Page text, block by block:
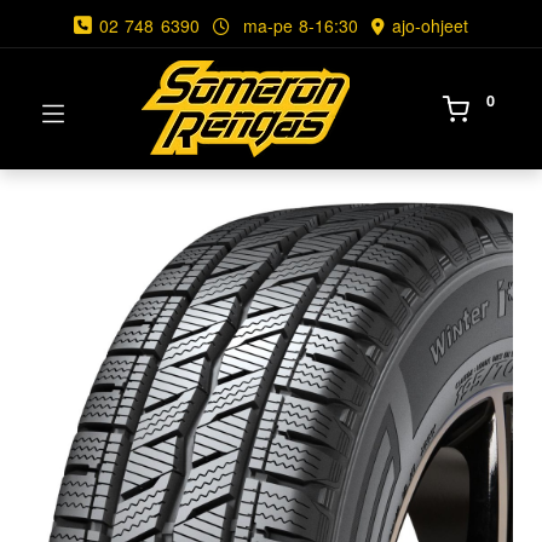
02 748 6390 ma-pe 8-16:30 ajo-ohjeet
0